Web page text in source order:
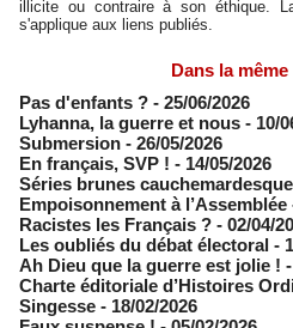
illicite ou contraire à son éthique.
s'applique aux liens publiés.
Dans la
Pas d'enfants ? - 25/06/2026
​Lyhanna, la guerre et nous - 10/
Submersion - 26/05/2026
En français, SVP ! - 14/05/2026
​Séries brunes
Empoisonnement à l’Assemblée­
Racistes les Français ? - 02/04/
​Les oubliés du débat électoral -
Ah Dieu que la guerre est jolie !
Charte éditoriale d’Histoires
Singesse - 18/02/2026